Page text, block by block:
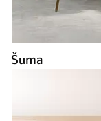
Šuma